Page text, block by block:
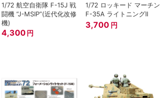
1/72 航空自衛隊 F-15J 戦
闘機 “J-MSIP”(近代化改修
機)
4,300 円
1/72 ロッキード マーチン
F-35A ライトニングII
3,700 円